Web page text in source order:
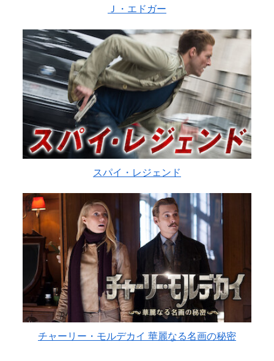
Ｊ・エドガー
スパイ・レジェンド
チャーリー・モルデカイ 華麗なる名画の秘密